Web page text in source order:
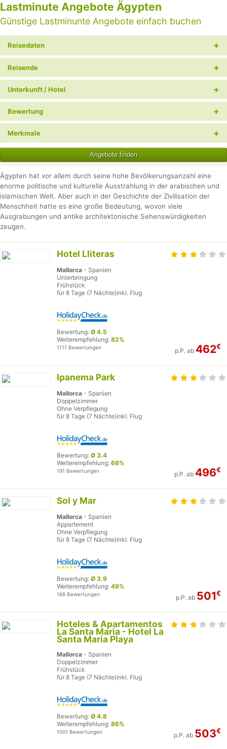
Lastminute Angebote Ägypten
Günstige Lastminunte Angebote einfach buchen
Reisedaten +
Reisende +
Unterkunft / Hotel +
Bewertung +
Merkmale +
Angebote finden
Ägypten hat vor allem durch seine hohe Bevölkerungsanzahl eine
enorme politische und kulturelle Ausstrahlung in der arabischen und
islamischen Welt. Aber auch in der Geschichte der Zivilisation der
Menschheit hatte es eine große Bedeutung, wovon viele
Ausgrabungen und antike architektonische Sehenswürdigkeiten
zeugen.
Hotel Lliteras
Mallorca - Spanien
Unterbringung
Frühstück
für 8 Tage (7 Nächte)inkl. Flug
Bewertung:Ø 4.5
Weiterempfehlung:82%
1111 Bewertungen p.P. ab 462€
Ipanema Park
Mallorca - Spanien
Doppelzimmer
Ohne Verpflegung
für 8 Tage (7 Nächte)inkl. Flug
Bewertung:Ø 3.4
Weiterempfehlung:68%
191 Bewertungen p.P. ab 496€
Sol y Mar
Mallorca - Spanien
Appartement
Ohne Verpflegung
für 8 Tage (7 Nächte)inkl. Flug
Bewertung:Ø 3.9
Weiterempfehlung:49%
168 Bewertungen p.P. ab 501€
Hoteles & Apartamentos
La Santa Maria - Hotel La
Santa Maria Playa
Mallorca - Spanien
Doppelzimmer
Frühstück
für 8 Tage (7 Nächte)inkl. Flug
Bewertung:Ø 4.8
Weiterempfehlung:86%
1001 Bewertungen p.P. ab 503€